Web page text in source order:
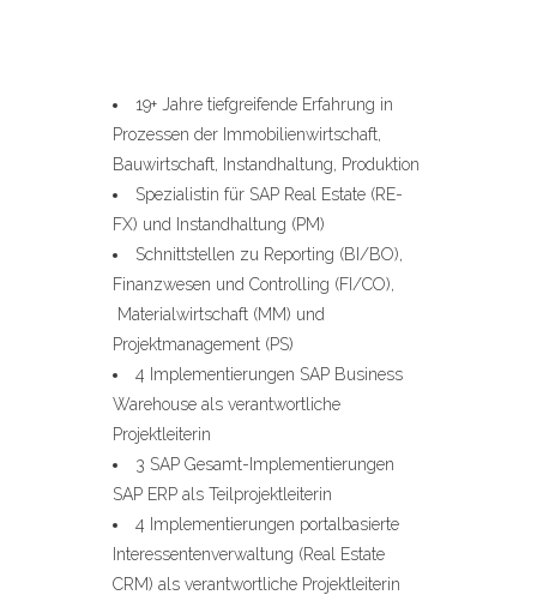
19+ Jahre tiefgreifende Erfahrung in
Prozessen der Immobilienwirtschaft,
Bauwirtschaft, Instandhaltung, Produktion
Spezialistin für SAP Real Estate (RE-
FX) und Instandhaltung (PM)
Schnittstellen zu Reporting (BI/BO),
Finanzwesen und Controlling (FI/CO),
Materialwirtschaft (MM) und
Projektmanagement (PS)
4 Implementierungen SAP Business
Warehouse als verantwortliche
Projektleiterin
3 SAP Gesamt-Implementierungen
SAP ERP als Teilprojektleiterin
4 Implementierungen portalbasierte
Interessentenverwaltung (Real Estate
CRM) als verantwortliche Projektleiterin